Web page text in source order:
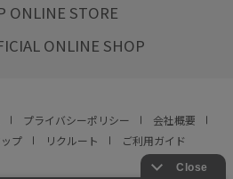
ONLINE STORE
ONLINE SHOP
プライバシーポリシー
会社概要
プ リクルート ご利用ガイド